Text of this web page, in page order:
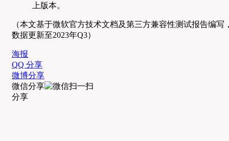
上版本。
（本文基于微软官方技术文档及第三方兼容性测试报告编写
数据更新至2023年Q3）
海报
QQ 分享
微博分享
微信分享
分享